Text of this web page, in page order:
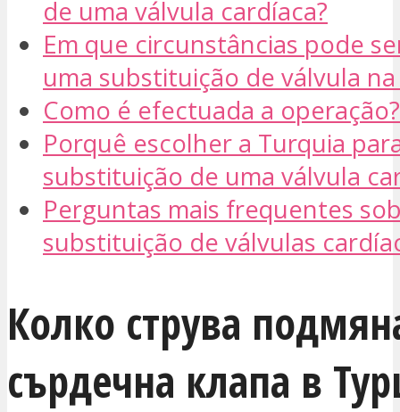
de uma válvula cardíaca?
Em que circunstâncias pode
uma substituição de válvula
Como é efectuada a operação?
Porquê escolher a Turquia
substituição de uma válvula
Perguntas mais frequentes
substituição de válvulas
Колко струва
сърдечна клапа в